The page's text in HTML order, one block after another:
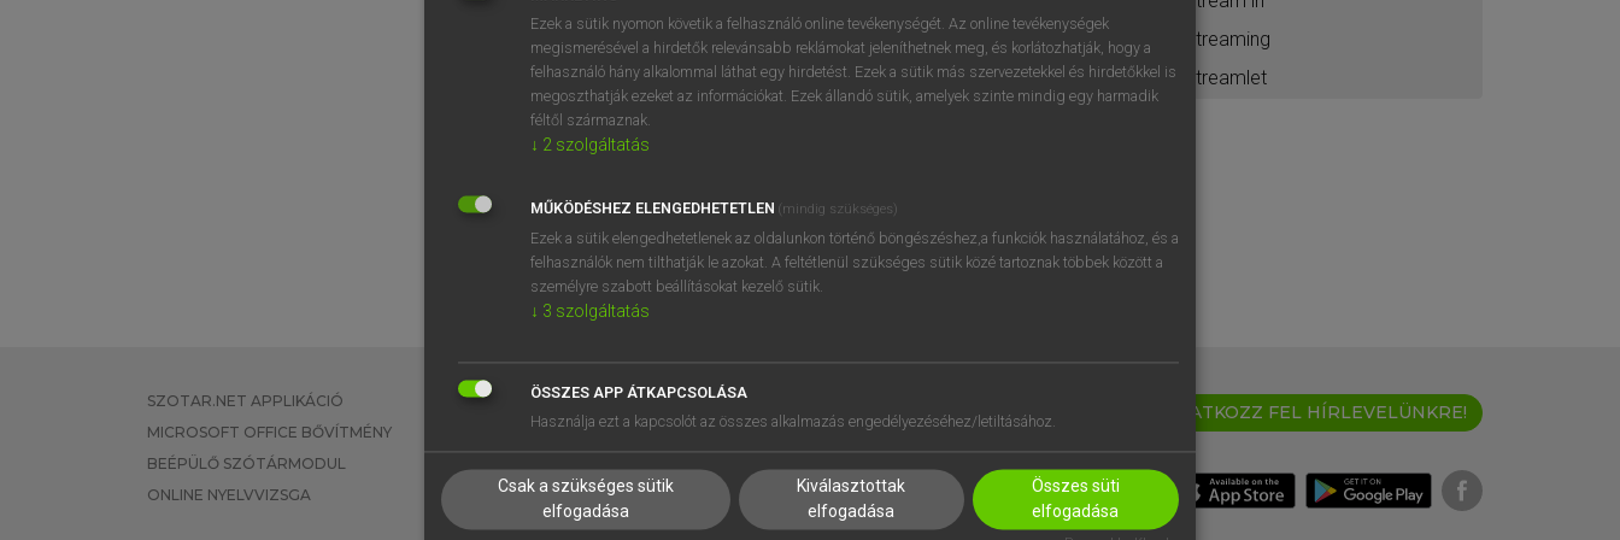
streaming
streamlet
SZOTAR.NET APPLIKÁCIÓ
MICROSOFT OFFICE BŐVÍTMÉNY
BEÉPÜLŐ SZÓTÁRMODUL
ONLINE NYELVVIZSGA
EGYÉNI FELHASZNÁLÓKNAK
TANULÓKNAK
VÁLLALATI MEGOLDÁSOK
SÚGÓ
RÓLUNK
SÜTI BEÁLLÍTÁSOK
IRATKOZZ FEL HÍRLEVELÜNKRE!
Ezek a sütik nyomon követik a felhasználó online tevékenységét. Az online tevékenységek
megismerésével a hirdetők relevánsabb reklámokat jeleníthetnek meg, és korlátozhatják, hogy a
felhasználó hány alkalommal láthat egy hirdetést. Ezek a sütik más szervezetekkel és hirdetőkkel is
megoszthatják ezeket az információkat. Ezek állandó sütik, amelyek szinte mindig egy harmadik
féltől származnak.
↓ 2 szolgáltatás
MŰKÖDÉSHEZ ELENGEDHETETLEN (mindig szükséges)
Ezek a sütik elengedhetetlenek az oldalunkon történő böngészéshez,a funkciók használatához, és a
felhasználók nem tilthatják le azokat. A feltétlenül szükséges sütik közé tartoznak többek között a
személyre szabott beállításokat kezelő sütik.
↓ 3 szolgáltatás
ÖSSZES APP ÁTKAPCSOLÁSA
Használja ezt a kapcsolót az összes alkalmazás engedélyezéséhez/letiltásához.
Csak a szükséges sütik
elfogadása
Kiválasztottak
elfogadása
Összes süti
elfogadása